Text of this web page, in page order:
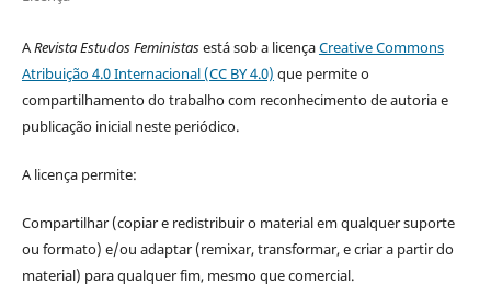
ARevista Estudos Feministasestá sob a licençaCreative Commons
Atribuição 4.0 Internacional (CC BY 4.0) que permite o
compartilhamento do trabalho com reconhecimento de autoria e
publicação inicial neste periódico.
A licença permite:
Compartilhar (copiar e redistribuir o material em qualquer suporte
ou formato) e/ou adaptar (remixar, transformar, e criar a partir do
material) para qualquer fim, mesmo que comercial.